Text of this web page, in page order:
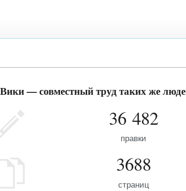
— совместный труд таких же
36 482
правки
3688
страниц